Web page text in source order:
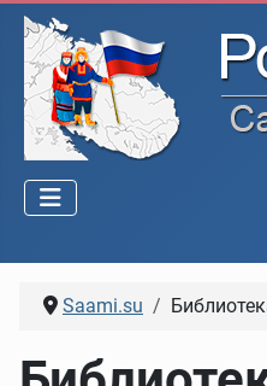
Saami.su